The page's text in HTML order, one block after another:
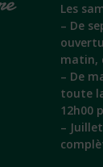
Les
– De
matin,
– De
toute
12h00
–